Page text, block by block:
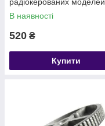
Himoto)
В наявності
520 ₴
Купити